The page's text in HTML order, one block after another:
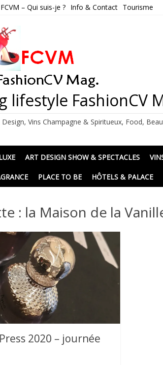
– Qui suis-je ? Info & Contact Tourisme
lifestyle FashionCV
Vins Champagne & Spiritueux, Food,
ART DESIGN SHOW & SPECTACLES
PLACE TO BE HÔTELS & PALACE
: la Maison de la
2020 – journée